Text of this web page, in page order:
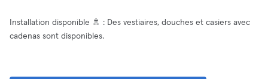
Installation disponible 🚿 : Des vestiaires, douches et casiers avec
cadenas sont disponibles.